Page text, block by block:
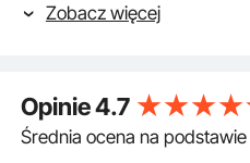
piekarniku i oferują dwa
【INTELIGENTNE
gorące powietrze
sterowania sterowany
Zobacz więcej
Opinie4.7
Średnia ocena na